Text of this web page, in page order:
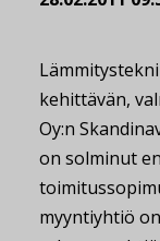
kehittävän,
Oy:n
on solminut
myyntiyhtiö